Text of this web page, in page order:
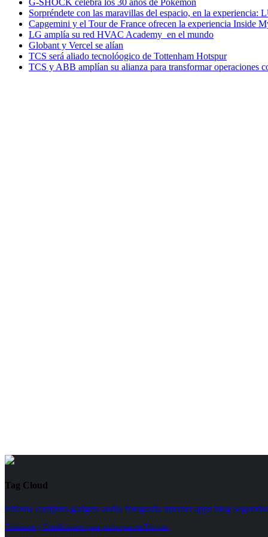
G-SHOCK celebra los 30 años de Pokémon
Sorpréndete con las maravillas del espacio, en la experiencia:
Capgemini y el Tour de France ofrecen la experiencia Inside
LG amplía su red HVAC Academy en el mundo
Globant y Vercel se alían
TCS será aliado tecnolóogico de Tottenham Hotspur
TCS y ABB amplían su alianza para transformar operaciones
Tag Cloud
telfonia computo gadgets audio fotografia internet apps blog
Términos y Condiciones para participar en Trivias.